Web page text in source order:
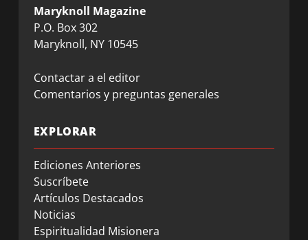
Maryknoll Magazine
P.O. Box 302
Maryknoll, NY 10545
Contactar a el editor
Comentarios y preguntas generales
EXPLORAR
Ediciones Anteriores
Suscríbete
Artículos Destacados
Noticias
Espiritualidad Misionera